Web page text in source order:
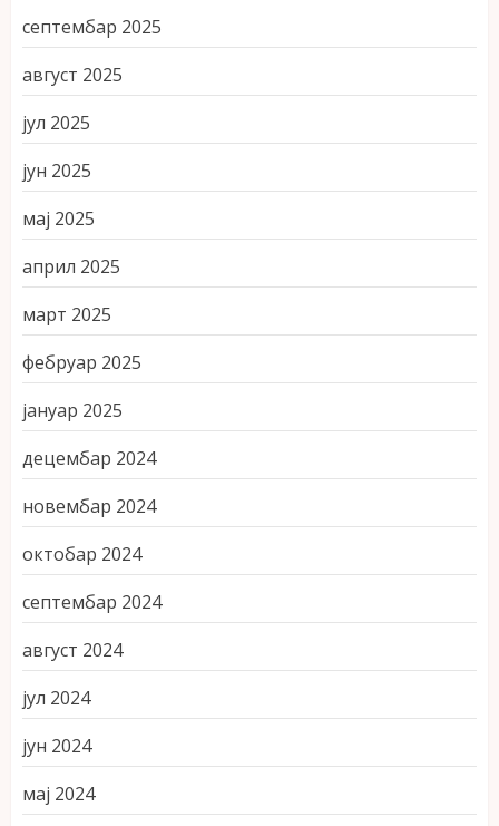
септембар 2025
август 2025
јул 2025
јун 2025
мај 2025
април 2025
март 2025
фебруар 2025
јануар 2025
децембар 2024
новембар 2024
октобар 2024
септембар 2024
август 2024
јул 2024
јун 2024
мај 2024